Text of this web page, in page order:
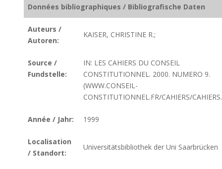
Données bibliographiques / Bibliografische Daten
Auteurs /
Autoren:
KAISER, CHRISTINE R.;
Source /
Fundstelle:
IN: LES CAHIERS DU CONSEIL
CONSTITUTIONNEL. 2000. NUMERO 9.
(WWW.CONSEIL-
CONSTITUTIONNEL.FR/CAHIERS/
Année / Jahr: 1999
Localisation
/ Standort:
Universitätsbibliothek der Uni Saarbrücken